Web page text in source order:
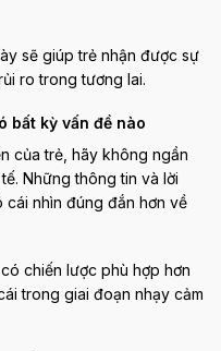
sẽ giúp trẻ nhận được sự
ro trong tương lai.
bất kỳ vấn đề nào
của trẻ, hãy không ngần
Những thông tin và lời
nhìn đúng đắn hơn về
chiến lược phù hợp hơn
trong giai đoạn nhạy cảm